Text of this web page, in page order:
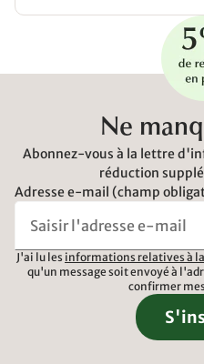
Ne
Abonnez-vous à la lettre
réduction
Adresse e-mail (champ
J'ai lu les informations relatives à
qu'un message soit envoyé à
confirmer